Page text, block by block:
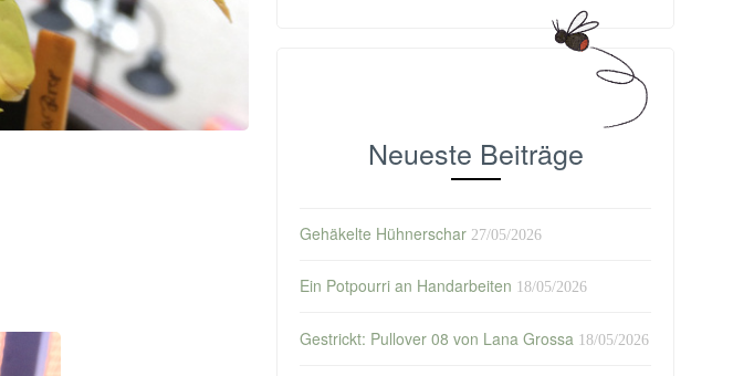
Neueste Beiträge
Gehäkelte Hühnerschar 27/05/2026
Ein Potpourri an Handarbeiten 18/05/2026
Gestrickt: Pullover 08 von Lana Grossa 18/05/2026